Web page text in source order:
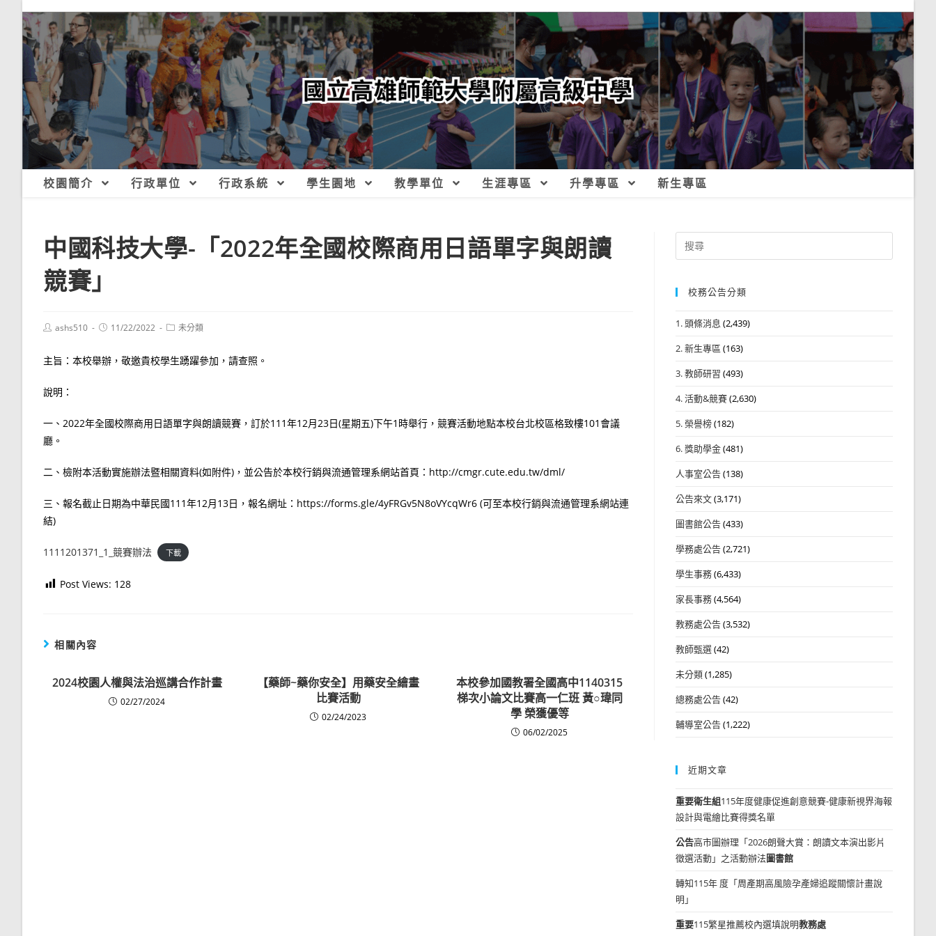
校園簡介 行政單位 行政系統 學生園地 教學單位 生涯專區 升學專區 新生專區
中國科技大學-「2022年全國校際商用日語單字與朗讀
競賽」
Postashs510
Post11/22/2022
Post未分類
主旨：本校舉辦，敬邀貴校學生踴躍參加，請查照。
說明：
一、2022年全國校際商用日語單字與朗讀競賽，訂於111年12月23日(星期五)下午1時舉行，競賽活動地點本校台北校區格致樓101會議
廳。
二、檢附本活動實施辦法暨相關資料(如附件)，並公告於本校行銷與流通管理系網站首頁：http://cmgr.cute.edu.tw/dml/
三、報名截止日期為中華民國111年12月13日，報名網址：https://forms.gle/4yFRGv5N8oVYcqWr6 (可至本校行銷與流通管理系網站連
結)
1111201371_1_競賽辦法 下載
Post Views: 128
相關內容
2024校園人權與法治巡講合作計畫
02/27/2024
【藥師~藥你安全】用藥安全繪畫
比賽活動
02/24/2023
本校參加國教署全國高中1140315
梯次小論文比賽高一仁班 黃○瑋同
學 榮獲優等
06/02/2025
Search
for:
校務公告分類
1. 頭條消息 (2,439)
2. 新生專區 (163)
3. 教師研習 (493)
4. 活動&競賽(2,630)
5. 榮譽榜(182)
6. 獎助學金(481)
人事室公告(138)
公告來文(3,171)
圖書館公告(433)
學務處公告(2,721)
學生事務(6,433)
家長事務(4,564)
教務處公告(3,532)
教師甄選(42)
未分類(1,285)
總務處公告(42)
輔導室公告(1,222)
近期文章
重要衛生組115年度健康促進創意競賽-健康新視界海報
設計與電繪比賽得獎名單
公告高市圖辦理「2026朗聲大賞：朗讀文本演出影片
徵選活動」之活動辦法圖書館
轉知115年 度「周產期高風險孕產婦追蹤關懷計畫說
明」
重要115繁星推薦校內選填說明教務處